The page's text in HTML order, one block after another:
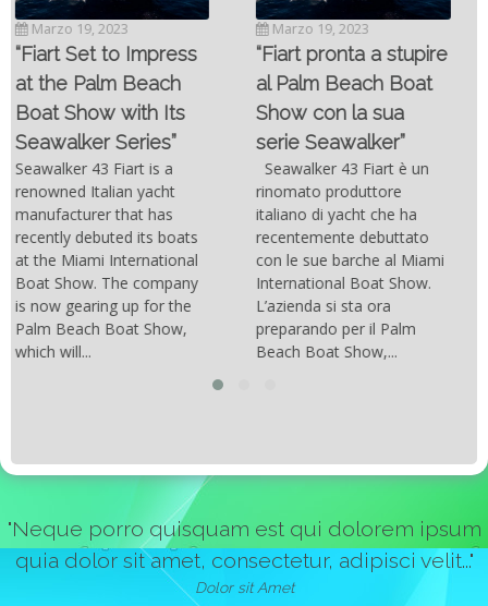
Marzo 19, 2023
“Fiart pronta a stupire
al Palm Beach Boat
Show con la sua
serie Seawalker”
Seawalker 43 Fiart è un
rinomato produttore
italiano di yacht che ha
recentemente debuttato
con le sue barche al Miami
International Boat Show.
L’azienda si sta ora
preparando per il Palm
Beach Boat Show,...
SC- 46 il catamarano
ad alte prestazioni
targato Outerlimits.
Da quando lo sviluppo
delle moderne tecnologie
costruttive e dei nuovi
materiali come la fibra di
carbonio hanno consentito
di costruire catamarani
sempre più belli, compatti,
resistenti, leggeri e
soprattutto stabili veloci
con una manovrabilità...
"Neque porro quisquam est qui dolorem ipsum
quia dolor sit amet, consectetur, adipisci velit..."
Dolor sit Amet